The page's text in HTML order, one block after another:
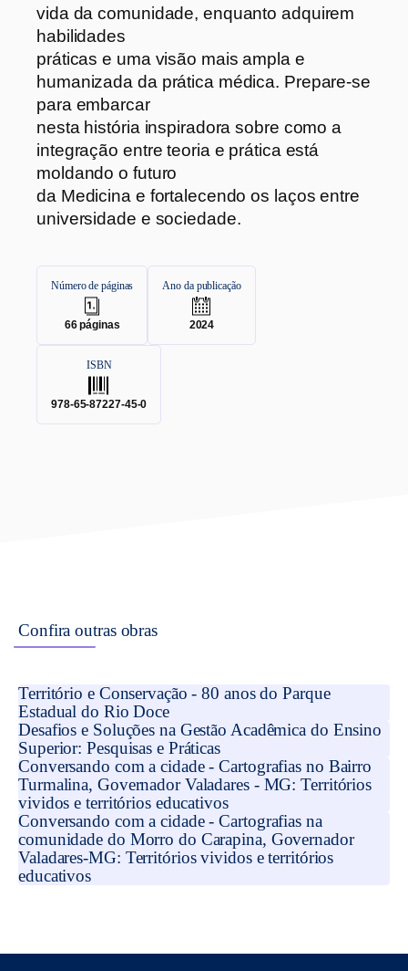
vida da comunidade, enquanto adquirem
habilidades
práticas e uma visão mais ampla e
humanizada da prática médica. Prepare-se
para embarcar
nesta história inspiradora sobre como a
integração entre teoria e prática está
moldando o futuro
da Medicina e fortalecendo os laços entre
universidade e sociedade.
Número de páginas
66páginas
Ano da publicação
.
2024
ISBN
978-65-87227-45-0
Confira outras obras
Território e Conservação - 80 anos do Parque
Estadual do Rio Doce
Desafios e Soluções na Gestão Acadêmica do Ensino
Superior: Pesquisas e Práticas
Conversando com a cidade - Cartografias no Bairro
Turmalina, Governador Valadares - MG: Territórios
vividos e territórios educativos
Conversando com a cidade - Cartografias na
comunidade do Morro do Carapina, Governador
Valadares-MG: Territórios vividos e territórios
educativos